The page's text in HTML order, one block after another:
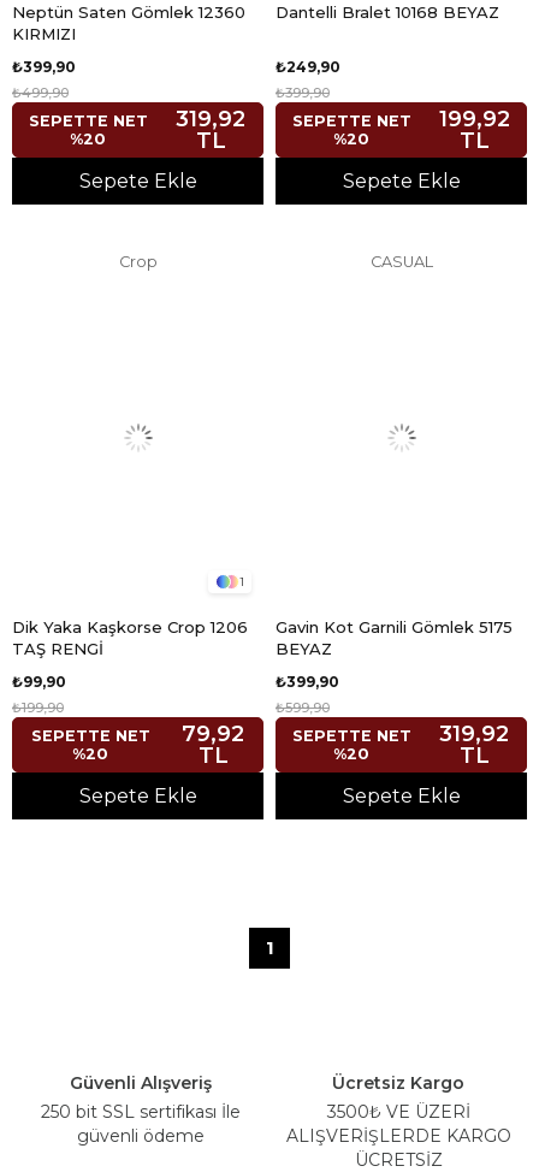
Neptün Saten Gömlek 12360
KIRMIZI
₺399,90
₺499,90
SEPETTE NET
%20
319,92
TL
Sepete Ekle
Dantelli Bralet 10168 BEYAZ
₺249,90
₺399,90
SEPETTE NET
%20
199,92
TL
Sepete Ekle
Crop
1
Dik Yaka Kaşkorse Crop 1206
TAŞ RENGİ
₺99,90
₺199,90
SEPETTE NET
%20
79,92
TL
Sepete Ekle
CASUAL
Gavin Kot Garnili Gömlek 5175
BEYAZ
₺399,90
₺599,90
SEPETTE NET
%20
319,92
TL
Sepete Ekle
1
Güvenli Alışveriş
250 bit SSL sertifikası İle
güvenli ödeme
Ücretsiz Kargo
3500₺ VE ÜZERİ
ALIŞVERİŞLERDE KARGO
ÜCRETSİZ